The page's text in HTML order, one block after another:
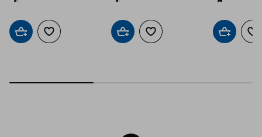
Προσθήκη στο καλάθι
Προσθήκη στα αγαπημέναΠροσθήκη στο καλάθι
Προσθήκη στα αγαπημένα
Προσθήκη